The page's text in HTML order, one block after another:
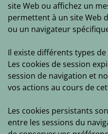
site Web ou affichez un
permettent à un site Web
ou un navigateur
Il existe différents types de
Les cookies de session
session de navigation et
vos actions au cours de
Les cookies persistants
entre les sessions du